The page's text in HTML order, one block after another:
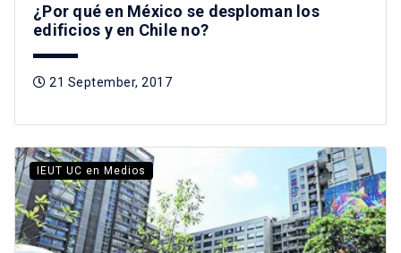
¿Por qué en México se desploman los
edificios y en Chile no?
21 September, 2017
IEUT UC en Medios